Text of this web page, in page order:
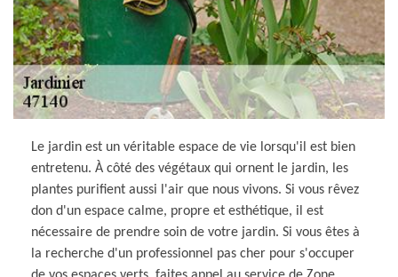
Le jardin est un véritable espace de vie lorsqu'il est bien
entretenu. À côté des végétaux qui ornent le jardin, les
plantes purifient aussi l'air que nous vivons. Si vous rêvez
don d'un espace calme, propre et esthétique, il est
nécessaire de prendre soin de votre jardin. Si vous êtes à
la recherche d'un professionnel pas cher pour s'occuper